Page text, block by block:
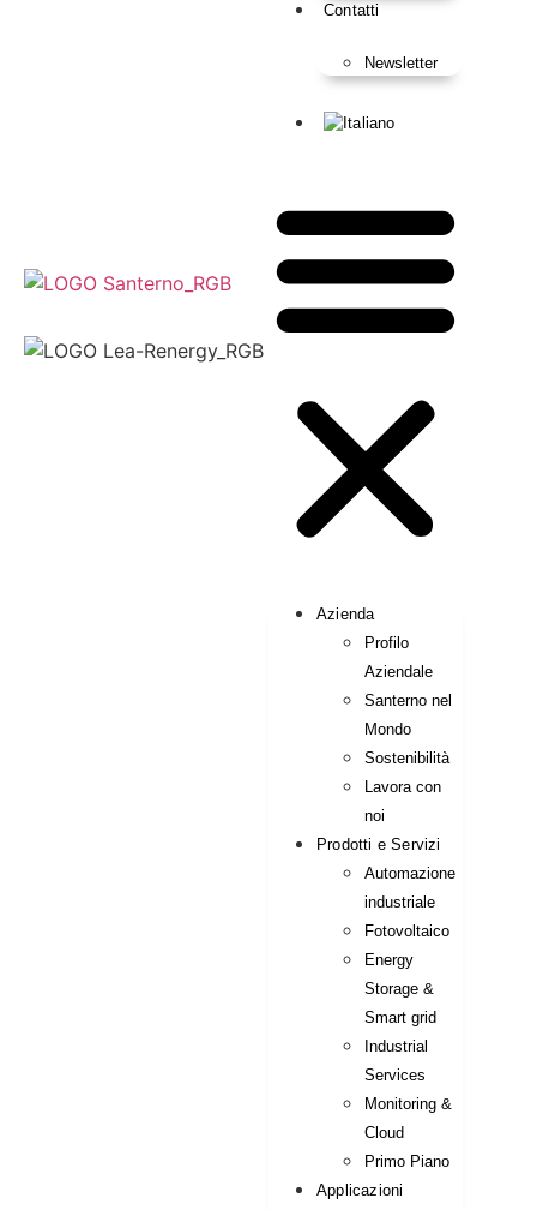
Contatti
Newsletter
Azienda
Profilo
Aziendale
Santerno nel
Mondo
Sostenibilità
Lavora con
noi
Prodotti e Servizi
Automazione
industriale
Fotovoltaico
Energy
Storage &
Smart grid
Industrial
Services
Monitoring &
Cloud
Primo Piano
Applicazioni